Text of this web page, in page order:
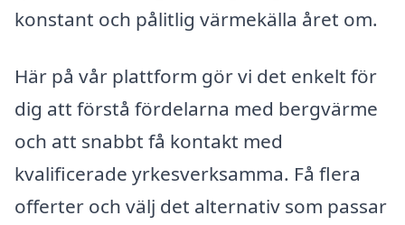
konstant och pålitlig värmekälla året om.
Här på vår plattform gör vi det enkelt för
dig att förstå fördelarna med bergvärme
och att snabbt få kontakt med
kvalificerade yrkesverksamma. Få flera
offerter och välj det alternativ som passar